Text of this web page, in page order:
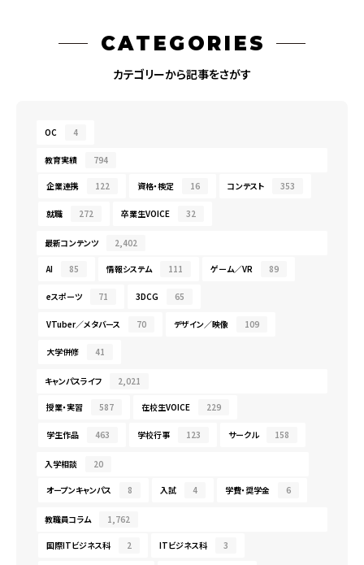
CATEGORIES
カテゴリーから記事をさがす
OC 4
教育実績 794
企業連携 122 資格・検定 16 コンテスト 353
就職 272 卒業生VOICE 32
最新コンテンツ 2,402
AI 85 情報システム 111 ゲーム／VR 89
eスポーツ 71 3DCG 65
VTuber／メタバース 70 デザイン／映像 109
大学併修 41
キャンパスライフ 2,021
授業・実習 587 在校生VOICE 229
学生作品 463 学校行事 123 サークル 158
入学相談 20
オープンキャンパス 8 入試 4 学費・奨学金 6
教職員コラム 1,762
国際ITビジネス科 2 ITビジネス科 3